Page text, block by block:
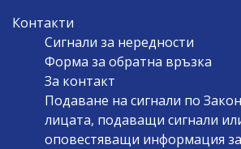
Контакти
Сигнали за нередности
Форма за обратна връзка
За контакт
Подаване на сигнали по
лицата, подаващи сигнали
оповестяващи информация